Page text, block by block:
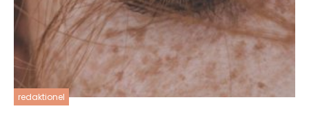
redaktionel